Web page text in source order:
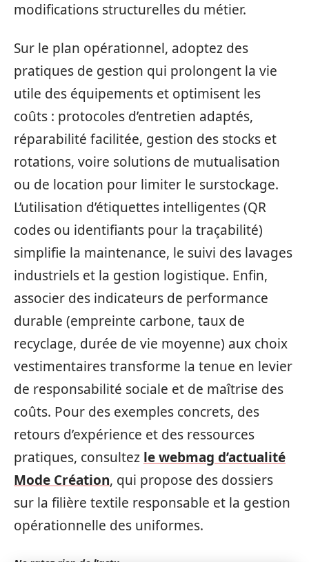
modifications structurelles du métier.
Sur le plan opérationnel, adoptez des
pratiques de gestion qui prolongent la vie
utile des équipements et optimisent les
coûts : protocoles d’entretien adaptés,
réparabilité facilitée, gestion des stocks et
rotations, voire solutions de mutualisation
ou de location pour limiter le surstockage.
L’utilisation d’étiquettes intelligentes (QR
codes ou identifiants pour la traçabilité)
simplifie la maintenance, le suivi des lavages
industriels et la gestion logistique. Enfin,
associer des indicateurs de performance
durable (empreinte carbone, taux de
recyclage, durée de vie moyenne) aux choix
vestimentaires transforme la tenue en levier
de responsabilité sociale et de maîtrise des
coûts. Pour des exemples concrets, des
retours d’expérience et des ressources
pratiques, consultez le webmag d’actualité
Mode Création, qui propose des dossiers
sur la filière textile responsable et la gestion
opérationnelle des uniformes.